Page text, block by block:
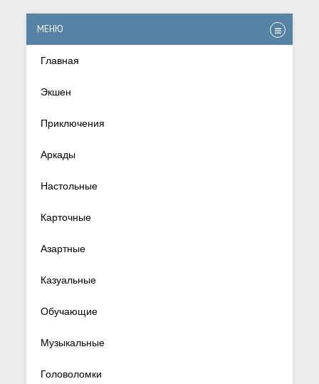
МЕНЮ
Главная
Экшен
Приключения
Аркады
Настольные
Карточные
Азартные
Казуальные
Обучающие
Музыкальные
Головоломки